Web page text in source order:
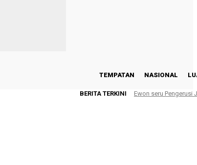
TEMPATAN NASIONAL
BERITA TERKINI Ewon seru Pengerusi